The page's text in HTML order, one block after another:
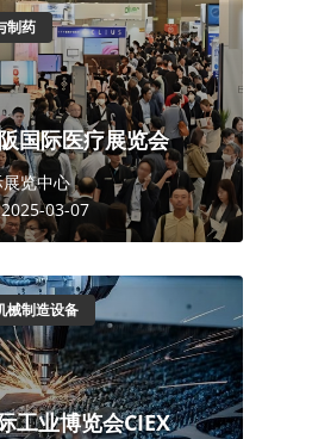
制药
国际医疗展览会
览中心
03-07
械制造设备
工业博览会CIEX